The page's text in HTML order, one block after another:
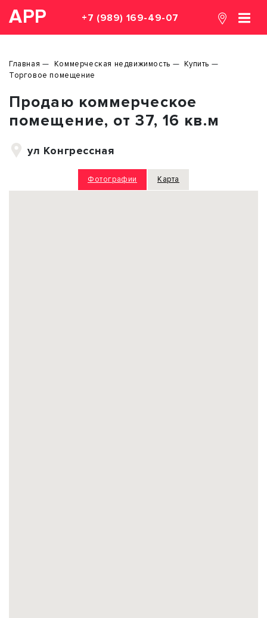
АРР +7 (989) 169-49-07
Главная Коммерческая недвижимость
Купить
Торговое помещение
Продаю коммерческое
помещение, от 37, 16 кв.м
ул Конгрессная
Фотографии Карта